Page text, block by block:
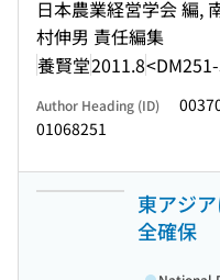
日本農業経営学会 編,
村伸男 責任編集
養賢堂2011.8
Author Heading (ID)
01068251
東アジ
全確保